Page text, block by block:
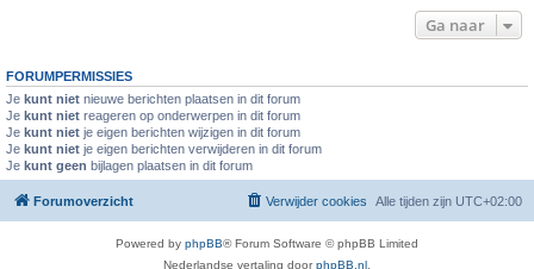
Ga naar
FORUMPERMISSIES
Je kunt niet nieuwe berichten plaatsen in dit forum
Je kunt niet reageren op onderwerpen in dit forum
Je kunt niet je eigen berichten wijzigen in dit forum
Je kunt niet je eigen berichten verwijderen in dit forum
Je kunt geen bijlagen plaatsen in dit forum
Forumoverzicht Alle tijden zijn UTC+02:00
Verwijder cookies
Powered by phpBB® Forum Software © phpBB Limited
Nederlandse vertaling doorphpBB.nl